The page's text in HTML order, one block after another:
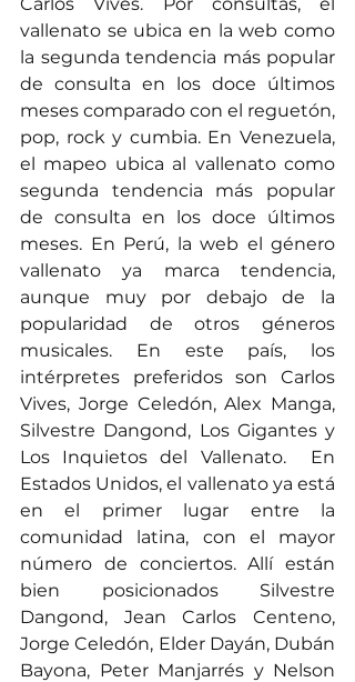
vallenato se ubica en la web como
la segunda tendencia más popular
de consulta en los doce últimos
meses comparado con el reguetón,
pop, rock y cumbia. En Venezuela,
el mapeo ubica al vallenato como
segunda tendencia más popular
de consulta en los doce últimos
meses. En Perú, la web el género
vallenato ya marca tendencia,
aunque muy por debajo de la
popularidad de otros géneros
musicales. En este país, los
intérpretes preferidos son Carlos
Vives, Jorge Celedón, Alex Manga,
Silvestre Dangond, Los Gigantes y
Los Inquietos del Vallenato.  En
Estados Unidos, el vallenato ya está
en el primer lugar entre la
comunidad latina, con el mayor
número de conciertos. Allí están
bien posicionados Silvestre
Dangond, Jean Carlos Centeno,
Jorge Celedón, Elder Dayán, Dubán
Bayona, Peter Manjarrés y Nelson